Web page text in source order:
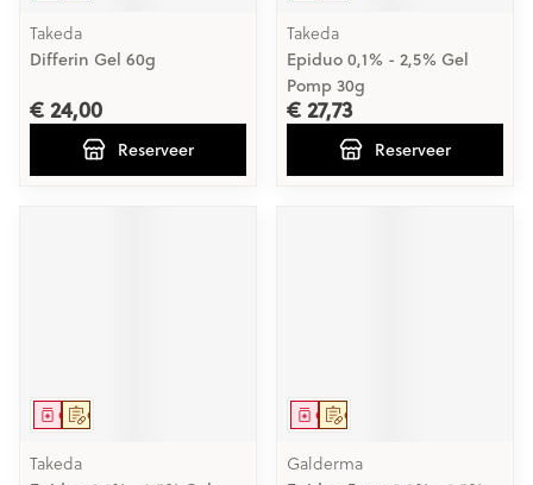
Takeda
Differin Gel 60g
€ 24,00
Reserveer
Takeda
Epiduo 0,1% - 2,5% Gel
Pomp 30g
€ 27,73
Reserveer
Op voorschrift
Geneesmiddel
Takeda
Op voorschrift
Geneesmiddel
Galderma